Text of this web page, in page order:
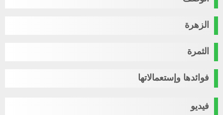
الزهرة
الثمرة
فوائدها وإستعمالاتها
فيديو